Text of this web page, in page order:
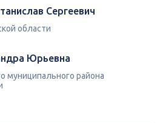
Сергеевич
области
Юрьевна
муниципального района